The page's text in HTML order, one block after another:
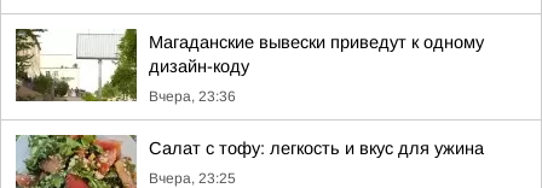
Магаданские вывески приведут к одному
дизайн-коду
Вчера, 23:36
Салат с тофу: легкость и вкус для ужина
Вчера, 23:25